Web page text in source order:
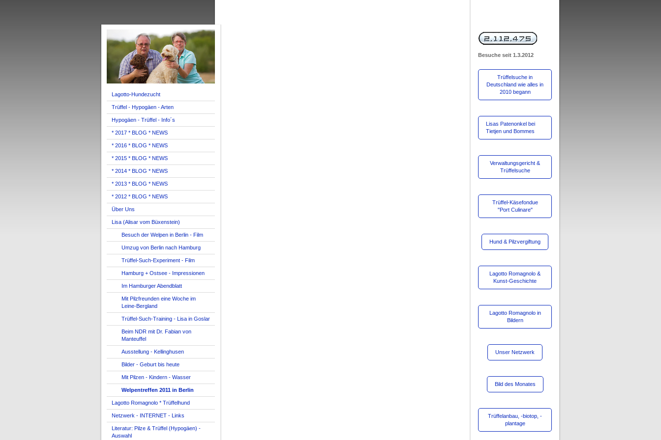
Lagotto-Hundezucht
Trüffel - Hypogäen - Arten
Hypogäen - Trüffel - Info´s
* 2017 * BLOG * NEWS
* 2016 * BLOG * NEWS
* 2015 * BLOG * NEWS
* 2014 * BLOG * NEWS
* 2013 * BLOG * NEWS
* 2012 * BLOG * NEWS
Über Uns
Lisa (Alisar vom Büxenstein)
Besuch der Welpen in Berlin - Film
Umzug von Berlin nach Hamburg
Trüffel-Such-Experiment - Film
Hamburg + Ostsee - Impressionen
Im Hamburger Abendblatt
Mit Pilzfreunden eine Woche im
Leine-Bergland
Trüffel-Such-Training - Lisa in Goslar
Beim NDR mit Dr. Fabian von
Manteuffel
Ausstellung - Kellinghusen
Bilder - Geburt bis heute
Mit Pilzen - Kindern - Wasser
Welpentreffen 2011 in Berlin
Lagotto Romagnolo * Trüffelhund
Netzwerk - INTERNET - Links
Literatur: Pilze & Trüffel (Hypogäen) -
Auswahl
Besuche seit 1.3.2012
Trüffelsuche in
Deutschland wie alles in
2010 begann
Lisas Patenonkel bei
Tietjen und Bommes
Verwaltungsgericht &
Trüffelsuche
Trüffel-Käsefondue
"Port Culinare"
Hund & Pilzvergiftung
Lagotto Romagnolo &
Kunst-Geschichte
Lagotto Romagnolo in
Bildern
Unser Netzwerk
Bild des Monates
Trüffelanbau, -biotop, -
plantage